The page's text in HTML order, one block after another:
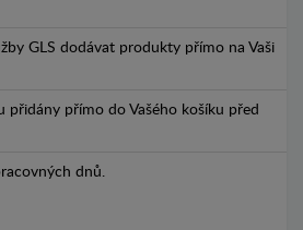
GLS dodávat produkty přímo na Vaši
přidány přímo do Vašého košíku před
dnů.